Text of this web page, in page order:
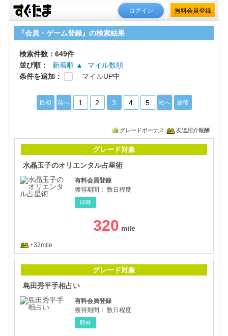
ログイン 無料会員登録
『会員・ゲーム登録』の検索結果
検索件数：649件
並び順：
新着順 ▲
マイル数順
条件を追加：
マイルUP中
最初 前へ 1 2 3 4 5 次へ 最後
グレードボーナス 友達紹介報酬
グレード対象
水晶玉子のオリエンタル占星術
有料会員登録
獲得期間： 数日程度
即時
320
+32mile
グレード対象
島田秀平手相占い
有料会員登録
獲得期間： 数日程度
即時